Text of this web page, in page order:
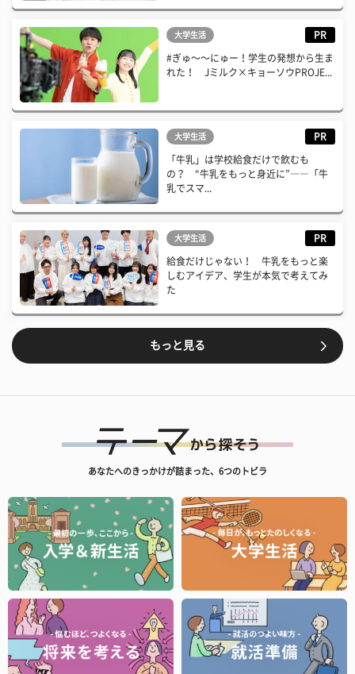
大学生活 PR
#ぎゅ〜〜にゅー！学生の発想から生ま
れた！ Jミルク×キョーソウPROJE...
大学生活 PR
「牛乳」は学校給食だけで飲むも
の？ “牛乳をもっと身近に”――「牛
乳でスマ...
大学生活 PR
給食だけじゃない！ 牛乳をもっと楽
しむアイデア、学生が本気で考えてみ
た
もっと見る
あなたへのきっかけが詰まった、6つのトビラ